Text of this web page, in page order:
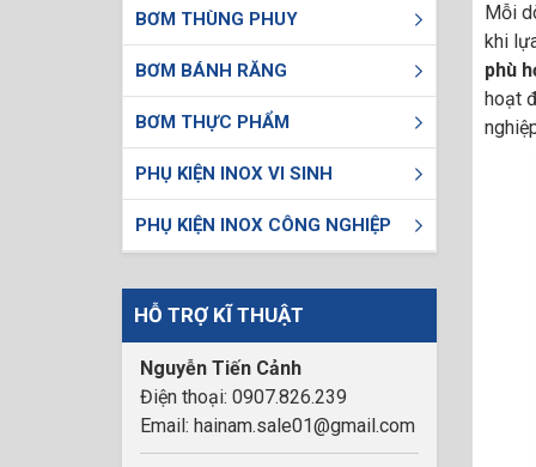
BƠM THÙNG PHUY
BƠM BÁNH RĂNG
BƠM THỰC PHẨM
PHỤ KIỆN INOX VI SINH
PHỤ KIỆN INOX CÔNG NGHIỆP
HỖ TRỢ KĨ THUẬT
Nguyễn Tiến Cảnh
Điện thoại: 0907.826.239
Email: hainam.sale01@gmail.com
Mỗi
khi
phù
hoạt